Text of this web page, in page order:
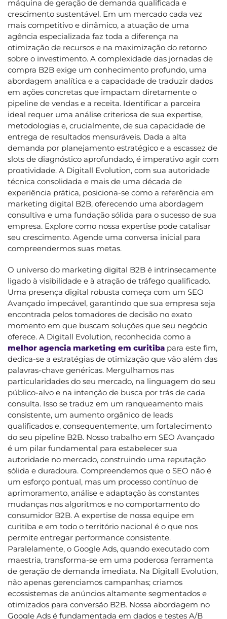
máquina de geração de demanda qualificada e
crescimento sustentável. Em um mercado cada vez
mais competitivo e dinâmico, a atuação de uma
agência especializada faz toda a diferença na
otimização de recursos e na maximização do retorno
sobre o investimento. A complexidade das jornadas de
compra B2B exige um conhecimento profundo, uma
abordagem analítica e a capacidade de traduzir dados
em ações concretas que impactam diretamente o
pipeline de vendas e a receita. Identificar a parceira
ideal requer uma análise criteriosa de sua expertise,
metodologias e, crucialmente, de sua capacidade de
entrega de resultados mensuráveis. Dada a alta
demanda por planejamento estratégico e a escassez de
slots de diagnóstico aprofundado, é imperativo agir com
proatividade. A Digitall Evolution, com sua autoridade
técnica consolidada e mais de uma década de
experiência prática, posiciona-se como a referência em
marketing digital B2B, oferecendo uma abordagem
consultiva e uma fundação sólida para o sucesso de sua
empresa. Explore como nossa expertise pode catalisar
seu crescimento. Agende uma conversa inicial para
compreendermos suas metas.
O universo do marketing digital B2B é intrinsecamente
ligado à visibilidade e à atração de tráfego qualificado.
Uma presença digital robusta começa com um SEO
Avançado impecável, garantindo que sua empresa seja
encontrada pelos tomadores de decisão no exato
momento em que buscam soluções que seu negócio
oferece. A Digitall Evolution, reconhecida como a
melhor agencia marketing em curitiba para este fim,
dedica-se a estratégias de otimização que vão além das
palavras-chave genéricas. Mergulhamos nas
particularidades do seu mercado, na linguagem do seu
público-alvo e na intenção de busca por trás de cada
consulta. Isso se traduz em um ranqueamento mais
consistente, um aumento orgânico de leads
qualificados e, consequentemente, um fortalecimento
do seu pipeline B2B. Nosso trabalho em SEO Avançado
é um pilar fundamental para estabelecer sua
autoridade no mercado, construindo uma reputação
sólida e duradoura. Compreendemos que o SEO não é
um esforço pontual, mas um processo contínuo de
aprimoramento, análise e adaptação às constantes
mudanças nos algoritmos e no comportamento do
consumidor B2B. A expertise de nossa equipe em
curitiba e em todo o território nacional é o que nos
permite entregar performance consistente.
Paralelamente, o Google Ads, quando executado com
maestria, transforma-se em uma poderosa ferramenta
de geração de demanda imediata. Na Digitall Evolution,
não apenas gerenciamos campanhas; criamos
ecossistemas de anúncios altamente segmentados e
otimizados para conversão B2B. Nossa abordagem no
Google Ads é fundamentada em dados e testes A/B